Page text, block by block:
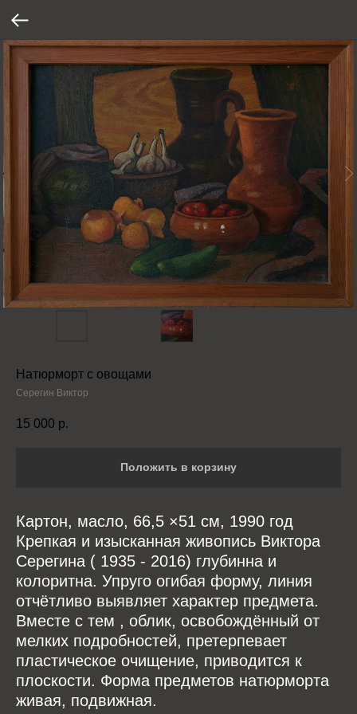
Натюрморт с овощами
Серегин Виктор
15 000 р.
Положить в корзину
Картон, масло, 66,5 ×51 см, 1990 год
Крепкая и изысканная живопись Виктора
Серегина ( 1935 - 2016) глубинна и
колоритна. Упруго огибая форму, линия
отчётливо выявляет характер предмета.
Вместе с тем , облик, освобождённый от
мелких подробностей, претерпевает
пластическое очищение, приводится к
плоскости. Форма предметов натюрморта
живая, подвижная.